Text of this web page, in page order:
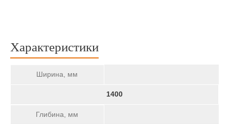
Характеристики
Ширина, мм
1400
Глибина, мм